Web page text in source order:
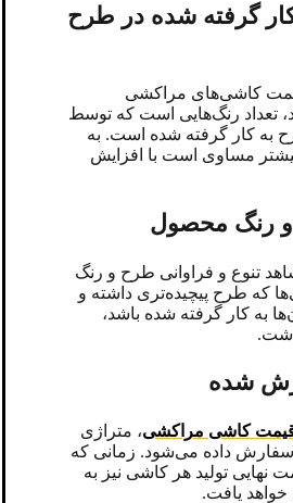
گرفته شده در طرح
کاشی‌های مراکشی
تعداد رنگ‌هایی است که توسط
به کار گرفته شده است. به
مساوی است با افزایش
و رنگ محصول
تنوع و فراوانی طرح و رنگ
که طرح پیچیده‌تری داشته و
به کار گرفته شده باشد،
شده
کاشی مراکشی، متراژی
داده می‌شود. زمانی که
نهایی تولید هر کاشی نیز به
یافت.